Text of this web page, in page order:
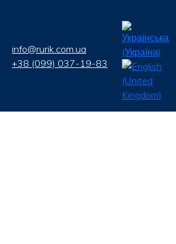
info@rurik.com.ua
+38 (099) 037-19-83